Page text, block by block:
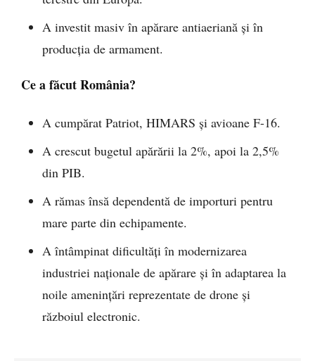
A investit masiv în apărare antiaeriană și în
producția de armament.
Ce a făcut România?
A cumpărat Patriot, HIMARS și avioane F-16.
A crescut bugetul apărării la 2%, apoi la 2,5%
din PIB.
A rămas însă dependentă de importuri pentru
mare parte din echipamente.
A întâmpinat dificultăți în modernizarea
industriei naționale de apărare și în adaptarea la
noile amenințări reprezentate de drone și
războiul electronic.